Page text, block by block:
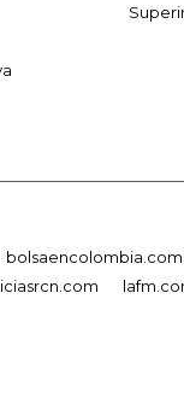
bolsaencolombia.com